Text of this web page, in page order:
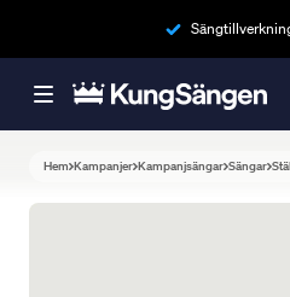
Hem Kampanjer Kampanjsängar Sängar